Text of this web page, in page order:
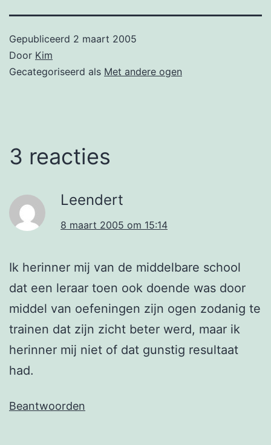
Gepubliceerd 2 maart 2005
Door Kim
Gecategoriseerd als Met andere ogen
3 reacties
Leendert
8 maart 2005 om 15:14
Ik herinner mij van de middelbare school
dat een leraar toen ook doende was door
middel van oefeningen zijn ogen zodanig te
trainen dat zijn zicht beter werd, maar ik
herinner mij niet of dat gunstig resultaat
had.
Beantwoorden